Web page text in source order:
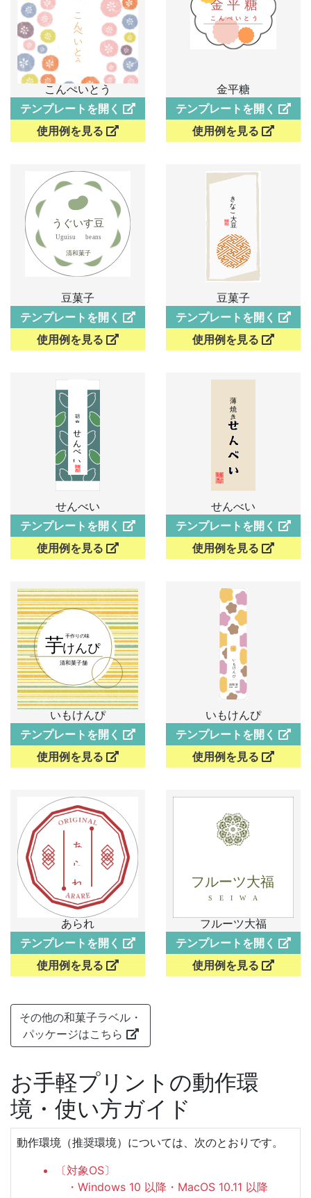
こんぺいとう
テンプレートを開く
使用例を見る
金平糖
テンプレートを開く
使用例を見る
豆菓子
テンプレートを開く
使用例を見る
豆菓子
テンプレートを開く
使用例を見る
せんべい
テンプレートを開く
使用例を見る
せんべい
テンプレートを開く
使用例を見る
いもけんぴ
テンプレートを開く
使用例を見る
いもけんぴ
テンプレートを開く
使用例を見る
あられ
テンプレートを開く
使用例を見る
フルーツ大福
テンプレートを開く
使用例を見る
その他の和菓子ラベル・
パッケージはこちら
お手軽プリントの動作環
境・使い方ガイド
動作環境（推奨環境）については、次のとおりです。
〔対象OS〕
・Windows 10 以降・MacOS 10.11 以降